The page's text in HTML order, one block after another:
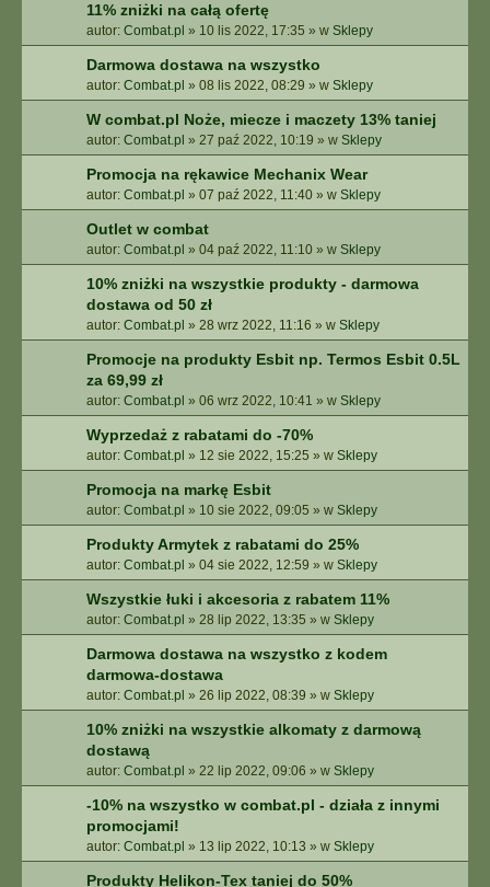
11% zniżki na całą ofertę
autor: Combat.pl » 10 lis 2022, 17:35 » w Sklepy
Darmowa dostawa na wszystko
autor: Combat.pl » 08 lis 2022, 08:29 » w Sklepy
W combat.pl Noże, miecze i maczety 13% taniej
autor: Combat.pl » 27 paź 2022, 10:19 » w Sklepy
Promocja na rękawice Mechanix Wear
autor: Combat.pl » 07 paź 2022, 11:40 » w Sklepy
Outlet w combat
autor: Combat.pl » 04 paź 2022, 11:10 » w Sklepy
10% zniżki na wszystkie produkty - darmowa
dostawa od 50 zł
autor: Combat.pl » 28 wrz 2022, 11:16 » w Sklepy
Promocje na produkty Esbit np. Termos Esbit 0.5L
za 69,99 zł
autor: Combat.pl » 06 wrz 2022, 10:41 » w Sklepy
Wyprzedaż z rabatami do -70%
autor: Combat.pl » 12 sie 2022, 15:25 » w Sklepy
Promocja na markę Esbit
autor: Combat.pl » 10 sie 2022, 09:05 » w Sklepy
Produkty Armytek z rabatami do 25%
autor: Combat.pl » 04 sie 2022, 12:59 » w Sklepy
Wszystkie łuki i akcesoria z rabatem 11%
autor: Combat.pl » 28 lip 2022, 13:35 » w Sklepy
Darmowa dostawa na wszystko z kodem
darmowa-dostawa
autor: Combat.pl » 26 lip 2022, 08:39 » w Sklepy
10% zniżki na wszystkie alkomaty z darmową
dostawą
autor: Combat.pl » 22 lip 2022, 09:06 » w Sklepy
-10% na wszystko w combat.pl - działa z innymi
promocjami!
autor: Combat.pl » 13 lip 2022, 10:13 » w Sklepy
Produkty Helikon-Tex taniej do 50%